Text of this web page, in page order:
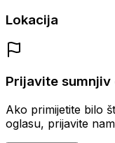
Lokacija
Prijavite sumnjiv
Ako primijetite bilo
oglasu, prijavite